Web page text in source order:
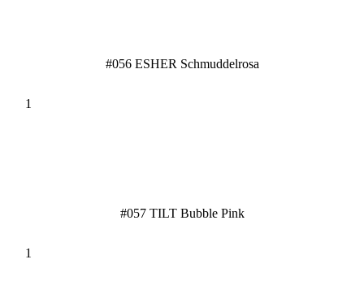
#056 ESHER Schmuddelrosa
#057 TILT Bubble Pink